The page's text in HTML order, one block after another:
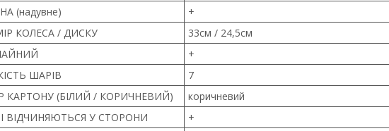
(надувне)
+
КОЛЕСА / ДИСКУ
33см / 24,5см
+
ШАРІВ
7
КАРТОНУ (БІЛИЙ / КОРИЧНЕВИЙ)
коричневий
ВІДЧИНЯЮТЬСЯ У СТОРОНИ
+